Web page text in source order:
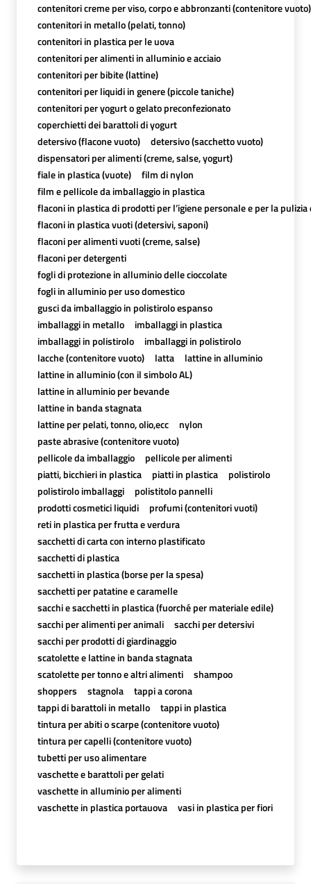
contenitori creme per viso, corpo e abbronzanti (contenitore vuoto)
contenitori in metallo (pelati, tonno)
contenitori in plastica per le uova
contenitori per alimenti in alluminio e acciaio
contenitori per bibite (lattine)
contenitori per liquidi in genere (piccole taniche)
contenitori per yogurt o gelato preconfezionato
coperchietti dei barattoli di yogurt
detersivo (flacone vuoto)
detersivo (sacchetto vuoto)
dispensatori per alimenti (creme, salse, yogurt)
fiale in plastica (vuote)
film di nylon
film e pellicole da imballaggio in plastica
flaconi in plastica di prodotti per l’igiene personale e per la pulizia
flaconi in plastica vuoti (detersivi, saponi)
flaconi per alimenti vuoti (creme, salse)
flaconi per detergenti
fogli di protezione in alluminio delle cioccolate
fogli in alluminio per uso domestico
gusci da imballaggio in polistirolo espanso
imballaggi in metallo
imballaggi in plastica
imballaggi in polistirolo
imballaggi in polistirolo
lacche (contenitore vuoto)
latta
lattine in alluminio
lattine in alluminio (con il simbolo AL)
lattine in alluminio per bevande
lattine in banda stagnata
lattine per pelati, tonno, olio,ecc
nylon
paste abrasive (contenitore vuoto)
pellicole da imballaggio
pellicole per alimenti
piatti, bicchieri in plastica
piatti in plastica
polistirolo
polistirolo imballaggi
polistitolo pannelli
prodotti cosmetici liquidi
profumi (contenitori vuoti)
reti in plastica per frutta e verdura
sacchetti di carta con interno plastificato
sacchetti di plastica
sacchetti in plastica (borse per la spesa)
sacchetti per patatine e caramelle
sacchi e sacchetti in plastica (fuorché per materiale edile)
sacchi per alimenti per animali
sacchi per detersivi
sacchi per prodotti di giardinaggio
scatolette e lattine in banda stagnata
scatolette per tonno e altri alimenti
shampoo
shoppers
stagnola
tappi a corona
tappi di barattoli in metallo
tappi in plastica
tintura per abiti o scarpe (contenitore vuoto)
tintura per capelli (contenitore vuoto)
tubetti per uso alimentare
vaschette e barattoli per gelati
vaschette in alluminio per alimenti
vaschette in plastica portauova
vasi in plastica per fiori